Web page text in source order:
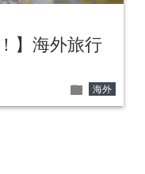
】海外旅行
folder 海外